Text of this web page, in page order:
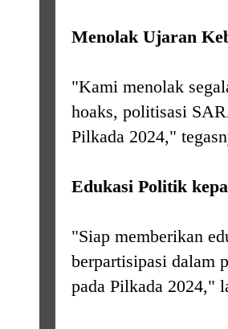
Menolak Ujaran
"Kami menolak
hoaks, politisasi
Pilkada 2024,"
Edukasi Politik
"Siap memberikan
berpartisipasi dalam
pada Pilkada 2024,"